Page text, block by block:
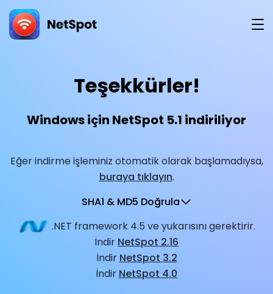
Teşekkürler!
Windows için NetSpot 5.1 indiriliyor
Eğer indirme işleminiz otomatik olarak başlamadıysa,
buraya tıklayın.
SHA1 & MD5 Doğrula
.NET framework 4.5 ve yukarısını gerektirir.
İndir NetSpot 2.16
İndir NetSpot 3.2
İndir NetSpot 4.0